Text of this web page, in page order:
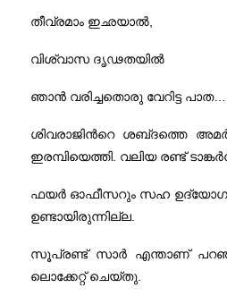
തീവ്രമാം ഇഛയാല്‍,
വിശ്വാസ ദൃഢതയില്‍
ഞാന്‍ വരിച്ചതൊരു വേറിട്ട
ശിവരാജിന്‍റെ ശബ്‌ദത്തെ
ഇരമ്പിയെത്തി. വലിയ രണ്ട്‌
ഫയര്‍ ഓഫീസറും സഹ
ഉണ്ടായിരുന്നില്ല.
സൂപ്രണ്ട്‌ സാര്‍ എന്താണ്‌
ലൊക്കേറ്റ്‌ ചെയ്‌തു.